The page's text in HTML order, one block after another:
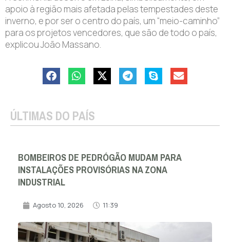
apoio à região mais afetada pelas tempestades deste
inverno, e por ser o centro do país, um “meio-caminho”
para os projetos vencedores, que são de todo o país,
explicou João Massano.
ÚLTIMAS DO PAÍS
BOMBEIROS DE PEDRÓGÃO MUDAM PARA
INSTALAÇÕES PROVISÓRIAS NA ZONA
INDUSTRIAL
Agosto 10, 2026 11:39